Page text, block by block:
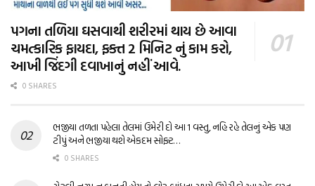
પગના તળિયા ઘસવાથી શરીરમાં થાય છે આવા
ચમત્કારિક ફાયદા, ફક્ત 2 મિનિટ નું કામ કરો,
આખી જિંદગી દવાખાનું નહીં આવે.
0 SHARES
ભજીયા તળતા પહેલા તેલમાં ઉમેરી દો આ 1 વસ્તુ, નહિ રહે તેલનું એક પણ
ટીપું અને ભજીયા થશે એકદમ સોફ્ટ…
0 SHARES